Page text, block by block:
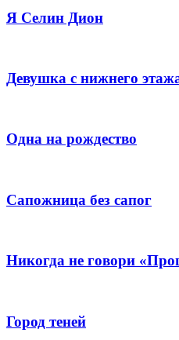
Я Селин Дион
Девушка с нижнего
Одна на рождество
Сапожница без сапог
Никогда не говори
Город теней